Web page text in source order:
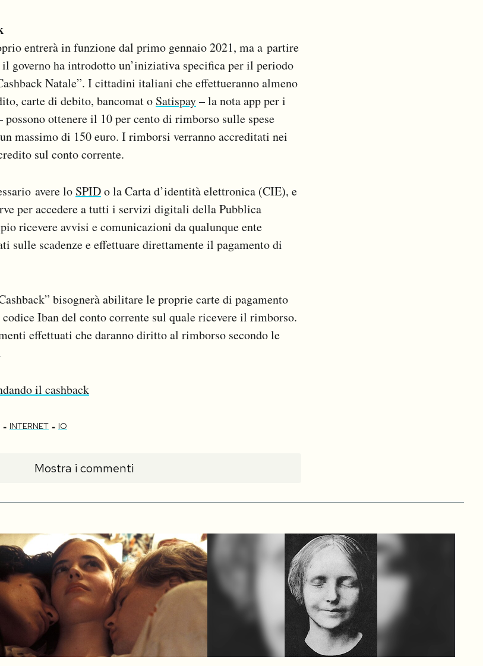
entrerà in funzione dal primo gennaio 2021, ma a partire
governo ha introdotto un’iniziativa specifica per il periodo
Natale”. I cittadini italiani che effettueranno almeno
carte di debito, bancomat o Satispay– la nota app per i
ottenere il 10 per cento di rimborso sulle spese
massimo di 150 euro. I rimborsi verranno accreditati nei
sul conto corrente.
avere lo SPIDo la Carta d’identità elettronica (CIE), e
per accedere a tutti i servizi digitali della Pubblica
ricevere avvisi e comunicazioni da qualunque ente
sulle scadenze e effettuare direttamente il pagamento di
bisognerà abilitare le proprie carte di pagamento
Iban del conto corrente sul quale ricevere il rimborso.
effettuati che daranno diritto al rimborso secondo le
il cashback
- INTERNET - IO
Mostra i commenti